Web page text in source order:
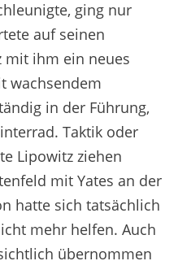
ging nur
auf seinen
mit ihm ein neues
wachsendem
in der Führung,
Taktik oder
Lipowitz ziehen
mit Yates an der
hatte sich tatsächlich
mehr helfen. Auch
übernommen